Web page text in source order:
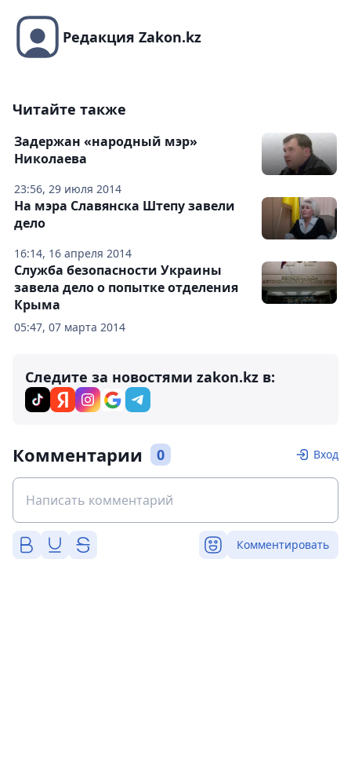
Редакция Zakon.kz
Читайте также
23:56, 29 июля 2014
Задержан «народный мэр»
Николаева
16:14, 16 апреля 2014
На мэра Славянска Штепу завели
дело
05:47, 07 марта 2014
Служба безопасности Украины
завела дело о попытке отделения
Крыма
Следите за новостями zakon.kz в:
Комментарии 0 Вход
Комментировать